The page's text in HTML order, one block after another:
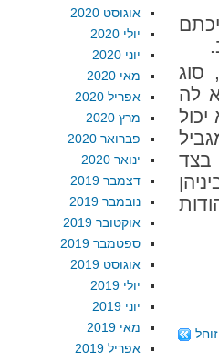
סוג
לה
בצד
אוגוסט 2020
יולי 2020
יוני 2020
מאי 2020
אפריל 2020
מרץ 2020
פברואר 2020
ינואר 2020
דצמבר 2019
נובמבר 2019
אוקטובר 2019
ספטמבר 2019
אוגוסט 2019
יולי 2019
יוני 2019
מאי 2019
אפריל 2019